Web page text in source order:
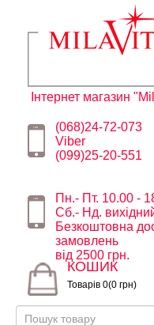
Інтернет магазин
(068)24-72-073
Viber
(099)25-20-551
Пн.- Пт. 10.00 -
Сб.- Нд.
Безкоштовна
замовлень
від 2500 грн.
КОШИК
Товарів 0(0 грн)